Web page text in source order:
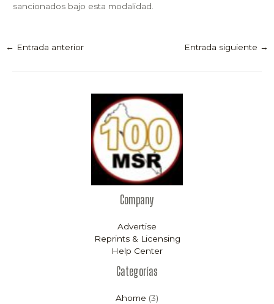
sancionados bajo esta modalidad.
← Entrada anterior Entrada siguiente →
Company
Advertise
Reprints & Licensing
Help Center
Categorías
Ahome (3)